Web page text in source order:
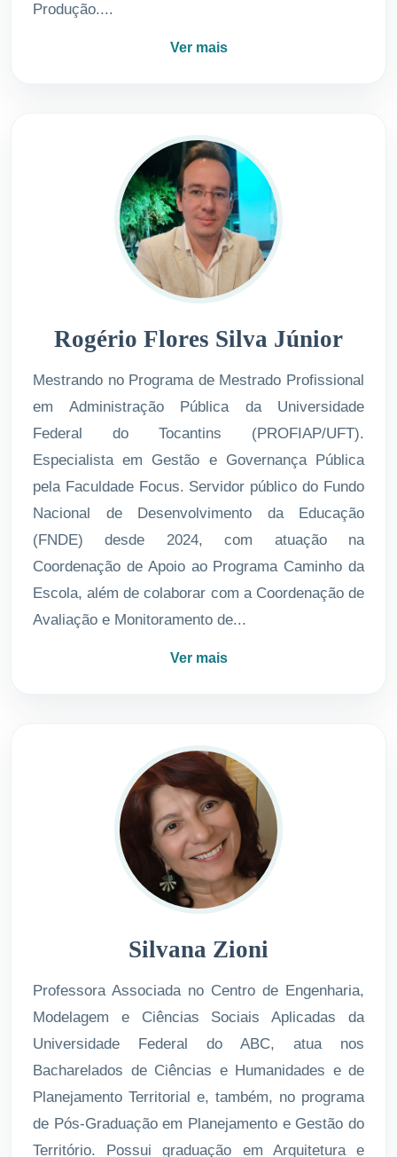
Produção....
Ver mais
Rogério Flores Silva Júnior
Mestrando no Programa de Mestrado Profissional
em Administração Pública da Universidade
Federal do Tocantins (PROFIAP/UFT).
Especialista em Gestão e Governança Pública
pela Faculdade Focus. Servidor público do Fundo
Nacional de Desenvolvimento da Educação
(FNDE) desde 2024, com atuação na
Coordenação de Apoio ao Programa Caminho da
Escola, além de colaborar com a Coordenação de
Avaliação e Monitoramento de...
Ver mais
Silvana Zioni
Professora Associada no Centro de Engenharia,
Modelagem e Ciências Sociais Aplicadas da
Universidade Federal do ABC, atua nos
Bacharelados de Ciências e Humanidades e de
Planejamento Territorial e, também, no programa
de Pós-Graduação em Planejamento e Gestão do
Território. Possui graduação em Arquitetura e